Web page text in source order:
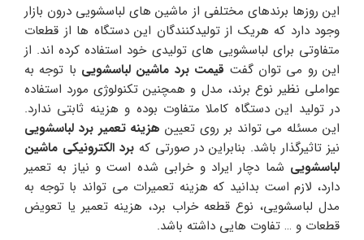
این روزها برندهای مختلفی از ماشین های لباسشویی درون بازار
وجود دارد که هریک از تولیدکنندگان این دستگاه ها از قطعات
متفاوتی برای لباسشویی های تولیدی خود استفاده کرده اند. از
این رو می توان گفت قیمت برد ماشین لباسشویی با توجه به
عواملی نظیر نوع برند، مدل و همچنین تکنولوژی مورد استفاده
در تولید این دستگاه کاملا متفاوت بوده و هزینه ثابتی ندارد.
این مسئله می تواند بر روی تعیین هزینه تعمیر برد لباسشویی
نیز تاثیرگذار باشد. بنابراین در صورتی کهبرد الکترونیکی ماشین
لباسشویی شما دچار ایراد و خرابی شده است و نیاز به تعمیر
دارد، لازم است بدانید که هزینه تعمیرات می تواند با توجه به
مدل لباسشویی، نوع قطعه خراب برد، هزینه تعمیر یا تعویض
قطعات و … تفاوت هایی داشته باشد.